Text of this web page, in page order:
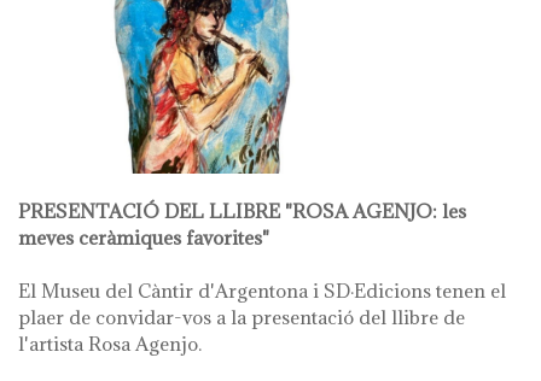
PRESENTACIÓ DEL LLIBRE "ROSA AGENJO: les
meves ceràmiques favorites"
El Museu del Càntir d'Argentona i SD·Edicions tenen el
plaer de convidar-vos a la presentació del llibre de
l'artista Rosa Agenjo.